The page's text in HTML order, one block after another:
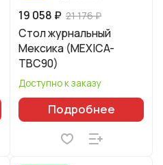
19 058 ₽ 21 176 ₽
Стол журнальный
Мексика (MEXICA-
TBC90)
Доступно к заказу
Подробнее